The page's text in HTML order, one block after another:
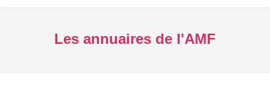
Les annuaires de l'AMF